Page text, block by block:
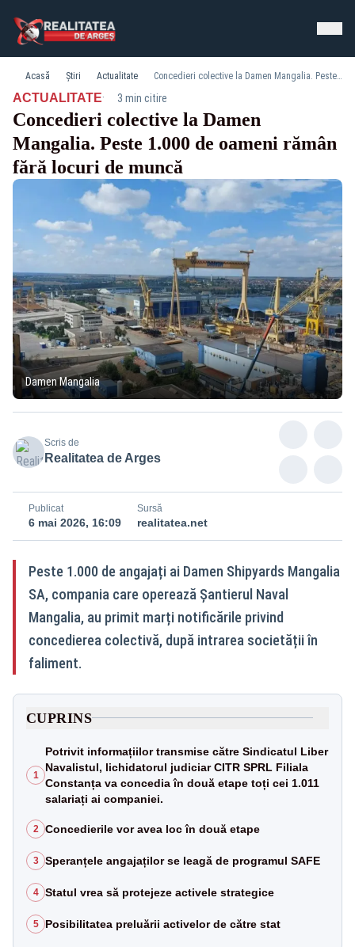
Acasă Știri Actualitate Concedieri colective la Damen Mangalia. Peste 1.000 de oameni rămân fără locuri de muncă
ACTUALITATE· 3 min citire
Concedieri colective la Damen
Mangalia. Peste 1.000 de oameni rămân
fără locuri de muncă
Damen Mangalia
Scris de
Realitatea de Arges
Publicat
6 mai 2026, 16:09
Sursă
realitatea.net
Peste 1.000 de angajați ai Damen Shipyards Mangalia
SA, compania care operează Șantierul Naval
Mangalia, au primit marți notificările privind
concedierea colectivă, după intrarea societății în
faliment.
CUPRINS
1
Potrivit informațiilor transmise către Sindicatul Liber
Navalistul, lichidatorul judiciar CITR SPRL Filiala
Constanța va concedia în două etape toți cei 1.011
salariați ai companiei.
2 Concedierile vor avea loc în două etape
3 Speranțele angajaților se leagă de programul SAFE
4 Statul vrea să protejeze activele strategice
5 Posibilitatea preluării activelor de către stat